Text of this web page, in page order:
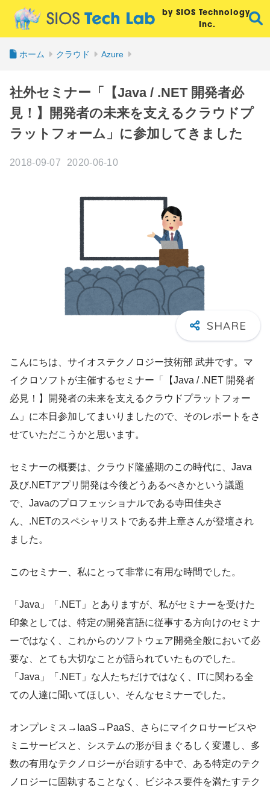
by SIOS Technology,
Inc.
ホーム クラウド Azure
社外セミナー「【Java / .NET 開発者必
見！】開発者の未来を支えるクラウドプ
ラットフォーム」に参加してきました
2018-09-07 2020-06-10
こんにちは、サイオステクノロジー技術部 武井です。マ
イクロソフトが主催するセミナー「【Java / .NET 開発者
必見！】開発者の未来を支えるクラウ ドプラットフォー
ム」に本日参加してまいりましたので、そのレポートをさ
せていただこうかと思います。
セミナーの概要は、クラウド隆盛期のこの時代に、Java
及び.NETアプリ開発は今後どうあるべきかという議題
で、Javaのプロフェッショナルである寺田佳央さ
ん、.NETのスペシャリストである井上章さんが登壇され
ました。
このセミナー、私にとって非常に有用な時間でした。
「Java」「.NET」とありますが、私がセミナーを受けた
印象としては、特定の開発言語に従事する方向けのセミナ
ーではなく、これからのソフトウェア開発全般において必
要な、とても大切なことが語られていたものでした。
「Java」「.NET」な人たちだけではなく、ITに関わる全
ての人達に聞いてほしい、そんなセミナーでした。
オンプレミス→IaaS→PaaS、さらにマイクロサービスや
ミニサービスと、システムの形が目まぐるしく変遷し、多
数の有用なテクノロジーが台頭する中で、ある特定のテク
ノロジーに固執することなく、ビジネス要件を満たすテク